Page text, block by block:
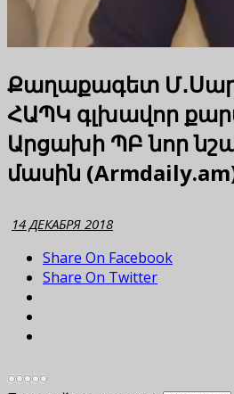
Քաղաքագետ
ՀԱՊԿ գլխավոր
Արցախի ՊԲ նոր
մասին
14 ДЕКАБРЯ 2018
Share On Facebook
Share On Twitter